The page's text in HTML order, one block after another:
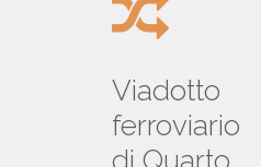
Viadotto
ferroviario
di Quarto